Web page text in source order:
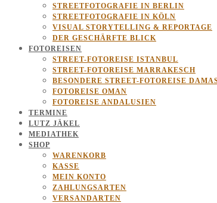
STREETFOTOGRAFIE IN BERLIN
STREETFOTOGRAFIE IN KÖLN
VISUAL STORYTELLING & REPORTAGE
DER GESCHÄRFTE BLICK
FOTOREISEN
STREET-FOTOREISE ISTANBUL
STREET-FOTOREISE MARRAKESCH
BESONDERE STREET-FOTOREISE
FOTOREISE OMAN
FOTOREISE ANDALUSIEN
TERMINE
LUTZ JÄKEL
MEDIATHEK
SHOP
WARENKORB
KASSE
MEIN KONTO
ZAHLUNGSARTEN
VERSANDARTEN